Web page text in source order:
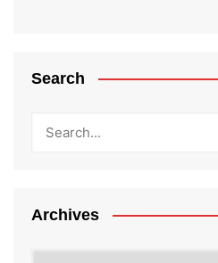
Search
Archives